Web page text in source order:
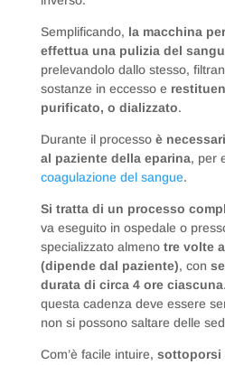
Semplificando, la macchina
effettua una pulizia del
prelevandolo dallo stesso,
sostanze in eccesso e
purificato, o dializzato.
Durante il processo è
al paziente della eparina, per
coagulazione del sangue.
Si tratta di un processo
va eseguito in ospedale o
specializzato almeno tre volte
(dipende dal paziente), con
durata di circa 4 ore ciascuna
questa cadenza deve essere
non si possono saltare delle
Com’è facile intuire, sottoporsi